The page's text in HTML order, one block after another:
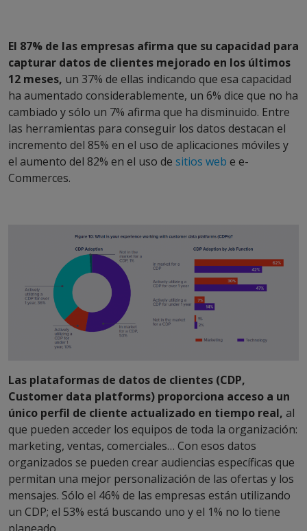
El 87% de las empresas afirma que su capacidad para
capturar datos de clientes mejorado en los últimos
12 meses, un 37% de ellas indicando que esa capacidad
ha aumentado considerablemente, un 6% dice que no ha
cambiado y sólo un 7% afirma que ha disminuido. Entre
las herramientas para conseguir los datos destacan el
incremento del 85% en el uso de aplicaciones móviles y
el aumento del 82% en el uso de sitios web e e-
Commerces.
Las plataformas de datos de clientes (CDP,
Customer data platforms) proporciona acceso a un
único perfil de cliente actualizado en tiempo real, al
que pueden acceder los equipos de toda la organización:
marketing, ventas, comerciales… Con esos datos
organizados se pueden crear audiencias específicas que
permitan una mejor personalización de las ofertas y los
mensajes. Sólo el 46% de las empresas están utilizando
un CDP; el 53% está buscando uno y el 1% no lo tiene